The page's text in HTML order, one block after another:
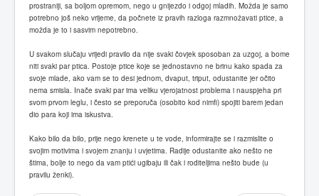
prostraniji, sa boljom opremom, nego u gnijezdo i odgoj mladih. Možda je samo
potrebno još neko vrijeme, da počnete iz pravih razloga razmnožavati ptice, a
možda je to i sasvim nepotrebno.
U svakom slučaju vrijedi pravilo da nije svaki čovjek sposoban za uzgoj, a bome
niti svaki par ptica. Postoje ptice koje se jednostavno ne brinu kako spada za
svoje mlade, ako vam se to desi jednom, dvaput, triput, odustanite jer očito
nema smisla. Inače svaki par ima veliku vjerojatnost problema i nauspjeha pri
svom prvom leglu, i često se preporuča (osobito kod nimfi) spojiti barem jedan
dio para koji ima iskustva.
Kako bilo da bilo, prije nego krenete u te vode, informirajte se i razmislite o
svojim motivima i svojem znanju i uvjetima. Radije odustanite ako nešto ne
štima, bolje to nego da vam ptići ugibaju ili čak i roditeljima nešto bude (u
pravilu ženki).